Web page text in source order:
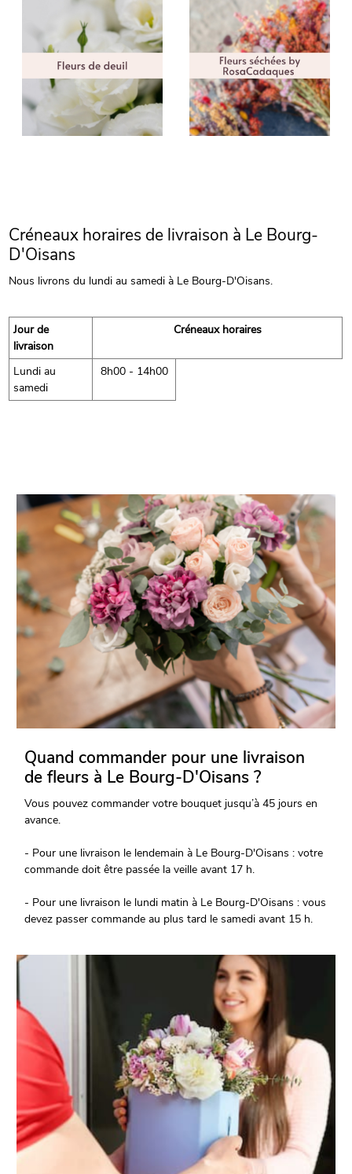
Créneaux horaires de livraison à Le Bourg-
D'Oisans
Nous livrons du lundi au samedi à Le Bourg-D'Oisans.
Jour de
livraison
Créneaux horaires
Lundi au
samedi
8h00 - 14h00
Quand commander pour une livraison
de fleurs à Le Bourg-D'Oisans ?
Vous pouvez commander votre bouquet jusqu’à 45 jours en
avance.
- Pour une livraison le lendemain à Le Bourg-D'Oisans : votre
commande doit être passée la veille avant 17 h.
- Pour une livraison le lundi matin à Le Bourg-D'Oisans : vous
devez passer commande au plus tard le samedi avant 15 h.